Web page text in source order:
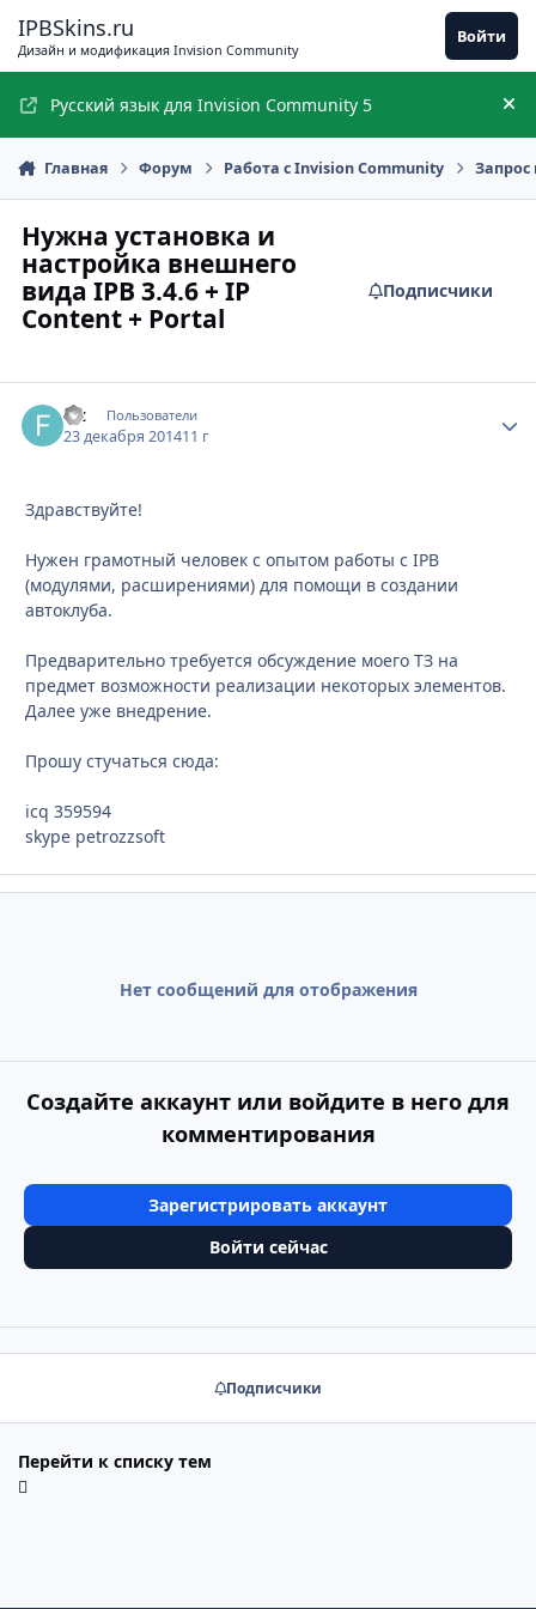
IPBSkins.ru
Дизайн и модификация Invision Community
Войти
Русский язык для Invision Community 5
Главная Форум Работа с Invision Community Запрос
Нужна установка и
настройка внешнего
вида IPB 3.4.6 + IP
Content + Portal
Подписчики
fzz Пользователи
23 декабря 201411 г
Здравствуйте!
Нужен грамотный человек с опытом работы с IPB
(модулями, расширениями) для помощи в создании
автоклуба.
Предварительно требуется обсуждение моего ТЗ на
предмет возможности реализации некоторых элементов.
Далее уже внедрение.
Прошу стучаться сюда:
icq 359594
skype petrozzsoft
Нет сообщений для отображения
Создайте аккаунт или войдите в него для
комментирования
Зарегистрировать аккаунт
Войти сейчас
Подписчики
Перейти к списку тем